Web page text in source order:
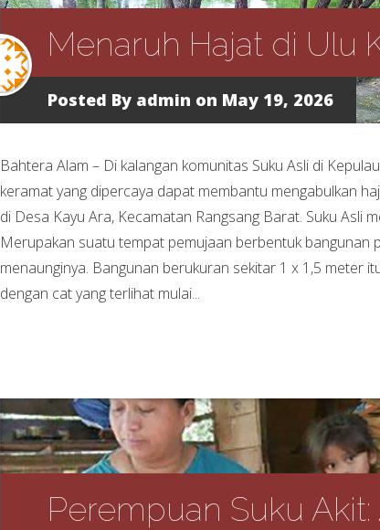
Menaruh Hajat di Ulu
Posted By admin on May 19, 2026
Bahtera Alam – Di kalangan komunitas Suku Asli di
keramat yang dipercaya dapat membantu mengabulkan
di Desa Kayu Ara, Kecamatan Rangsang Barat. Suku Asli
Merupakan suatu tempat pemujaan berbentuk bangunan
menaunginya. Bangunan berukuran sekitar 1 x 1,5 meter
dengan cat yang terlihat mulai...
Perempuan Suku Akit: